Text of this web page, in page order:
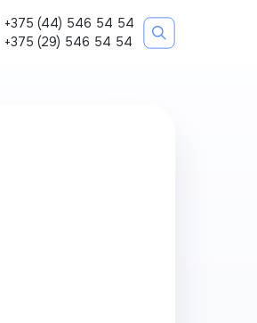
+375 (44) 546 54 54
+375 (29) 546 54 54